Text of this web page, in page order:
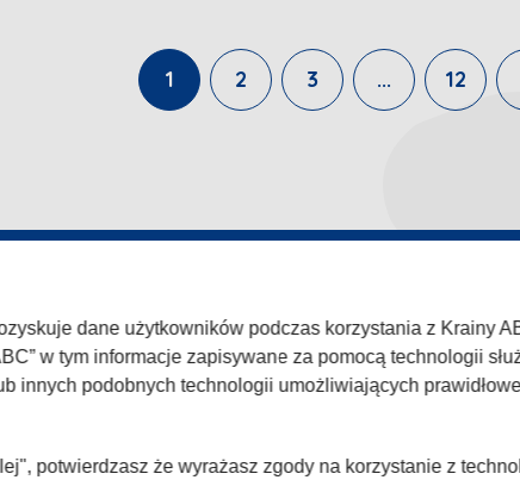
dane użytkowników podczas korzystania z Krainy
w tym informacje zapisywane za pomocą technologii
innych podobnych technologii umożliwiających
potwierdzasz że wyrażasz zgody na korzystanie z
1 2 3 ... 12
Polityka prywatności
Regulamin
Kontakt
Abonament TVP
Rada Programowa
Ogłoszenia przetargowe
Emisja w TVP